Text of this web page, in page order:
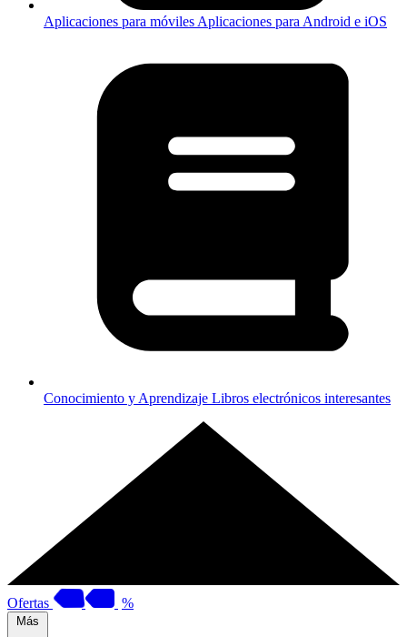
Aplicaciones para móviles Aplicaciones para Android e iOS
Conocimiento y Aprendizaje Libros electrónicos interesantes
Ofertas %
Más